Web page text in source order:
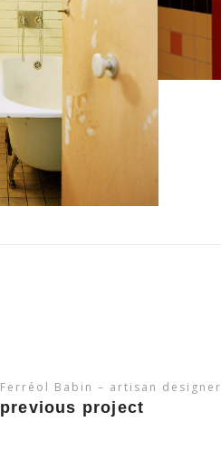
Ferréol Babin – artisan designer
previous project